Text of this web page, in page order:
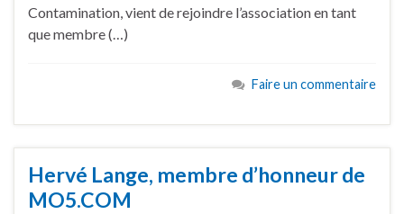
Contamination, vient de rejoindre l’association en tant
que membre (…)
Faire un commentaire
Hervé Lange, membre d’honneur de
MO5.COM